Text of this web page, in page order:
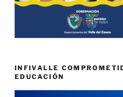
INFIVALLE
EDUCACIÓN